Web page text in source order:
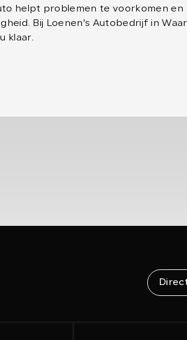
helpt problemen te voorkomen en
Bij Loenen's Autobedrijf in
klaar.